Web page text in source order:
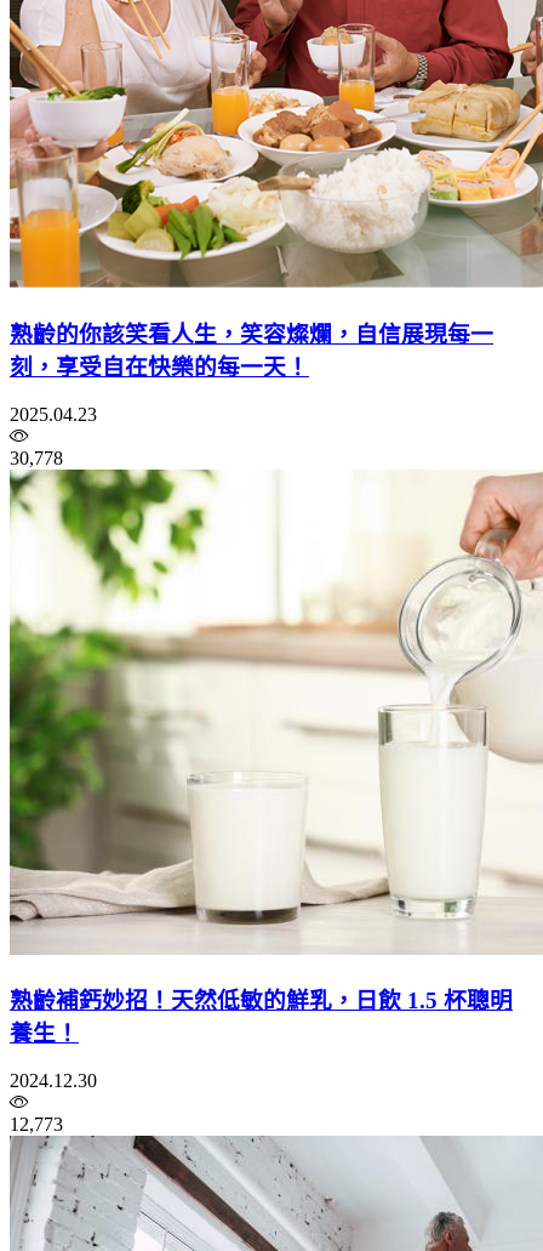
熟齡的你該笑看人生，笑容燦爛，自信展現每一
刻，享受自在快樂的每一天！
2025.04.23
30,778
熟齡補鈣妙招！天然低敏的鮮乳，日飲 1.5 杯聰明
養生！
2024.12.30
12,773